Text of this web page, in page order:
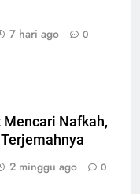
7 hari ago 0
Nafkah,
2 minggu ago 0